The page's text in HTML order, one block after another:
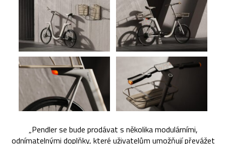
„Pendler se bude prodávat s několika modulárními,
odnímatelnými doplňky, které uživatelům umožňují převážet